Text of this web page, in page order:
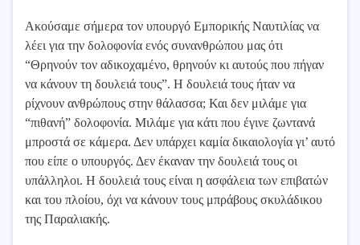
Ακούσαμε σήμερα τον υπουργό Εμπορικής Ναυτιλίας να
λέει για την δολοφονία ενός συνανθρώπου μας ότι
“Θρηνούν τον αδικοχαμένο, θρηνούν κι αυτούς που πήγαν
να κάνουν τη δουλειά τους”. Η δουλειά τους ήταν να
ρίχνουν ανθρώπους στην θάλασσα; Και δεν μιλάμε για
“πιθανή” δολοφονία. Μιλάμε για κάτι που έγινε ζωντανά
μπροστά σε κάμερα. Δεν υπάρχει καμία δικαιολογία γι’ αυτό
που είπε ο υπουργός. Δεν έκαναν την δουλειά τους οι
υπάλληλοι. Η δουλειά τους είναι η ασφάλεια των επιβατών
και του πλοίου, όχι να κάνουν τους μπράβους σκυλάδικου
της Παραλιακής.